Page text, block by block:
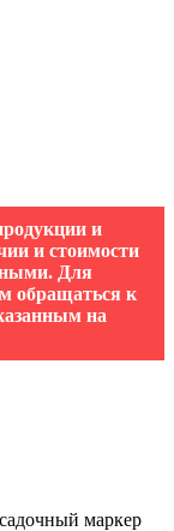
и
и стоимости
Для
обращаться к
на
маркер